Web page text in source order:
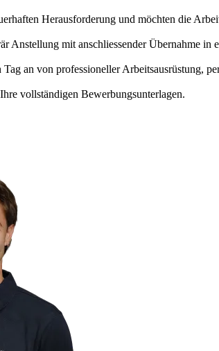
Herausforderung und möchten die
Anstellung mit anschliessender Übernahme
an von professioneller Arbeitsausrüstung,
vollständigen Bewerbungsunterlagen.